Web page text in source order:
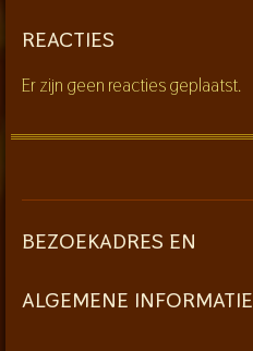
REACTIES
Er zijn geen reacties geplaatst.
BEZOEKADRES EN
ALGEMENE INFORMATIE